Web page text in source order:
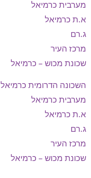
מערבית כרמיאל
א.ת כרמיאל
ג.רם
מרכז העיר
שכונת מכוש – כרמיאל
השכונה הדרומית כרמיאל
מערבית כרמיאל
א.ת כרמיאל
ג.רם
מרכז העיר
שכונת מכוש – כרמיאל